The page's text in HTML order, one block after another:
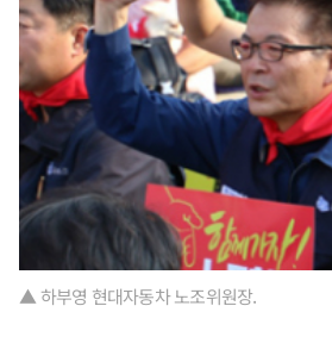
▲ 하부영 현대자동차 노조위원장.